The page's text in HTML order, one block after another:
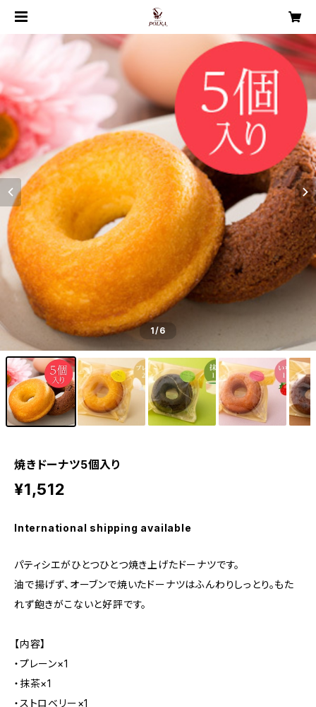
1/6
焼きドーナツ5個入り
¥1,512
International shipping available
パティシエがひとつひとつ焼き上げたドーナツです。
油で揚げず、オーブンで焼いたドーナツはふんわりしっとり。もた
れず飽きがこないと好評です。
【内容】
・プレーン×1
・抹茶×1
・ストロベリー×1